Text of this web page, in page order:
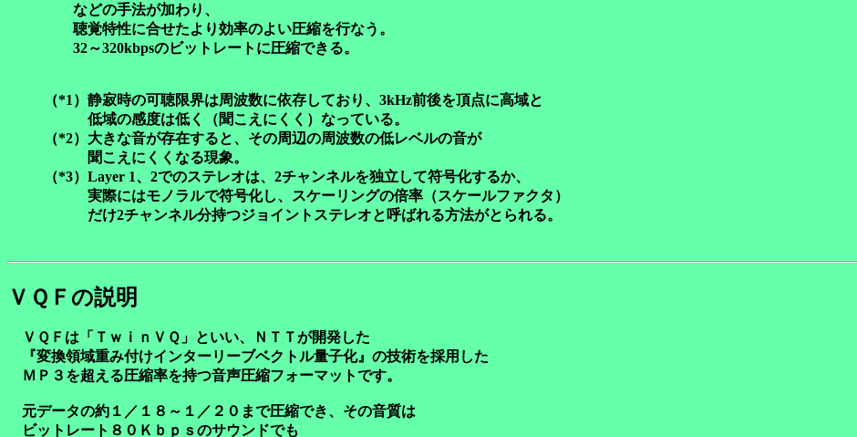
などの手法が加わり、
聴覚特性に合せたより効率のよい圧縮を行なう。
32～320kbpsのビットレートに圧縮できる。
（*1）静寂時の可聴限界は周波数に依存しており、3kHz前後を頂点に高域と
低域の感度は低く（聞こえにくく）なっている。
（*2）大きな音が存在すると、その周辺の周波数の低レベルの音が
聞こえにくくなる現象。
（*3）Layer 1、2でのステレオは、2チャンネルを独立して符号化するか、
実際にはモノラルで符号化し、スケーリングの倍率（スケールファクタ）
だけ2チャンネル分持つジョイントステレオと呼ばれる方法がとられる。
ＶＱＦの説明
ＶＱＦは「ＴｗｉｎＶＱ」といい、ＮＴＴが開発した
『変換領域重み付けインターリーブベクトル量子化』の技術を採用した
ＭＰ３を超える圧縮率を持つ音声圧縮フォーマットです。
元データの約１／１８～１／２０まで圧縮でき、その音質は
ビットレート８０Ｋｂｐｓのサウンドでも